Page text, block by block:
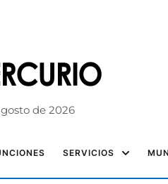
de 2026
SERVICIOS